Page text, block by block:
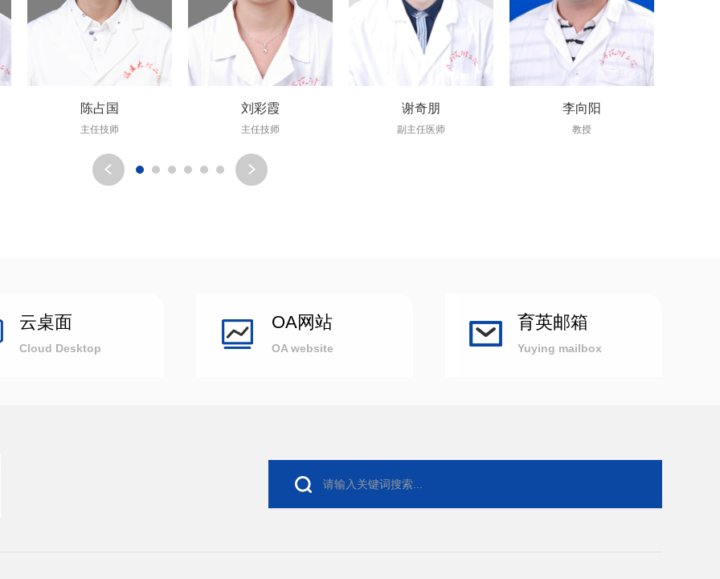
陈占国
主任技师
刘彩霞
主任技师
谢奇朋
副主任医师
李向阳
教授
云桌面
Cloud Desktop
OA网站
OA website
育英邮箱
Yuying mailbox